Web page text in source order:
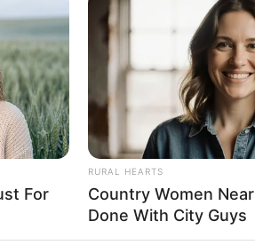
ഡോ.
1500
For
RURAL HEARTS
Country Women
Done With City Guys